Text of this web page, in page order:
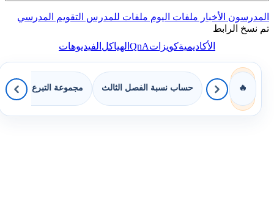
المدرسون الأخبار ملفات اليوم ملفات للمدرس التقويم المدرسي
تم نسخ الرابط
الأكاديميةكويزاتQnAالهياكلالفيديوهات
🔥 حساب نسبة الفصل الثالث مجموعة التبرع بالكتب